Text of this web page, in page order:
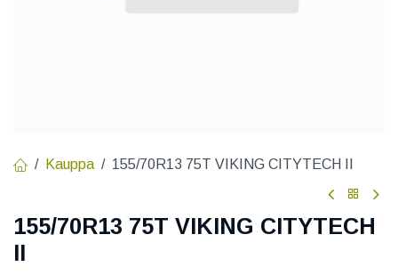
Kauppa 155/70R13 75T VIKING CITYTECH II
155/70R13 75T VIKING CITYTECH
II